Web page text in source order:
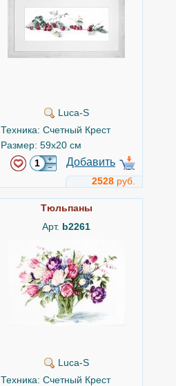
Luca-S
Техника: Счетный Крест
Размер: 59x20 см
Добавить
2528 руб.
Тюльпаны
Арт. b2261
Luca-S
Техника: Счетный Крест